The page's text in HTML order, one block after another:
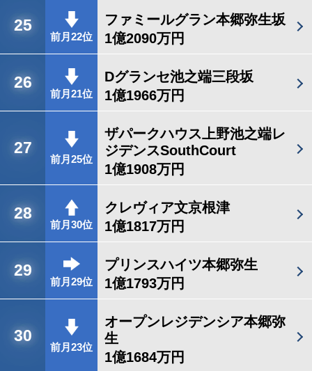
25
前月22位
ファミールグラン本郷弥生坂
1億2090万円
26
前月21位
Dグランセ池之端三段坂
1億1966万円
27
前月25位
ザパークハウス上野池之端レ
ジデンスSouthCourt
1億1908万円
28
前月30位
クレヴィア文京根津
1億1817万円
29
前月29位
プリンスハイツ本郷弥生
1億1793万円
30
前月23位
オープンレジデンシア本郷弥
生
1億1684万円